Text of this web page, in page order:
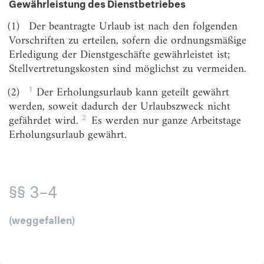
§ 6
Anrechnung und Übertragung von Urlaub aus
anderen Beschäftigungsverhältnissen
§ 7
Inanspruchnahme von Urlaub; Verfall des Urlaubs
§ 7a
Urlaubsansparung zur Kinderbetreuung
§ 8
§ 9
Erkrankung
§ 10
Abgeltung
§ 13
Sonderregelungen für ehemals bundeseigene
Unternehmen
§ 14
Zusatzurlaub für Beamtinnen und Beamte in
(1) Der beantragte Urlaub ist nach den folgenden
Vorschriften zu erteilen, sofern die ordnungsmäßige
Erledigung der Dienstgeschäfte gewährleistet ist;
Stellvertretungskosten sind möglichst zu vermeiden.
(2)
1 Der Erholungsurlaub kann geteilt gewährt
werden, soweit dadurch der Urlaubszweck nicht
gefährdet wird. 2 Es werden nur ganze Arbeitstage
Erholungsurlaub gewährt.
§§ 3–4
(weggefallen)